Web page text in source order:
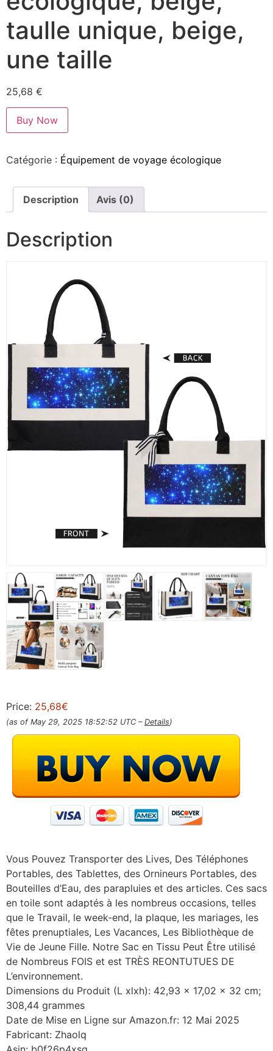
taulle unique, beige,
une taille
25,68 €
Buy Now
Catégorie : Équipement de voyage écologique
Description Avis (0)
Description
Price: 25,68€
(as of May 29, 2025 18:52:52 UTC – Details)
Vous Pouvez Transporter des Lives, Des Téléphones
Portables, des Tablettes, des Ornineurs Portables, des
Bouteilles d’Eau, des parapluies et des articles. Ces sacs
en toile sont adaptés à les nombreus occasions, telles
que le Travail, le week-end, la plaque, les mariages, les
fêtes prenuptiales, Les Vacances, Les Bibliothèque de
Vie de Jeune Fille. Notre Sac en Tissu Peut Être utilisé
de Nombreus FOIS et est TRÈS REONTUTUES DE
L’environnement.
Dimensions du Produit (L xlxh): 42,93 x 17,02 x 32 cm;
308,44 grammes
Date de Mise en Ligne sur Amazon.fr: 12 Mai 2025
Fabricant: Zhaolq